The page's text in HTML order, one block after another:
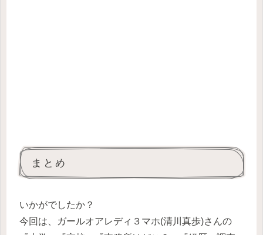
まとめ
いかがでしたか？
今回は、ガールオアレディ３マホ(清川真歩)さんの